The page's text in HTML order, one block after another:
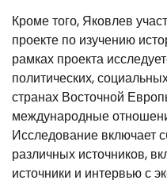
Кроме того, Яковлев
проекте по изучению
рамках проекта
политических,
странах Восточной
международные
Исследование включает
различных источников,
источники и интервью с